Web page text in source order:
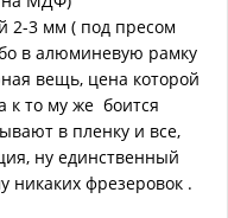
2-3 мм ( под пресом
в алюминевую рамку
вещь, цена которой
к то му же боится
в пленку и все,
ну единственный
никаких фрезеровок .